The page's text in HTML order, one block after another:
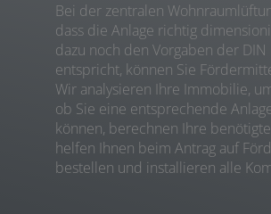
Bei der zentralen
dass die Anlage richtig
dazu noch den Vorgaben der DIN
entspricht, können Sie
Wir analysieren Ihre Immobilie,
ob Sie eine entsprechende
können, berechnen Ihre
helfen Ihnen beim Antrag auf
bestellen und installieren alle